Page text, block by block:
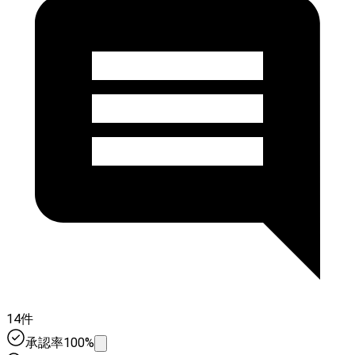
14件
承認率100%